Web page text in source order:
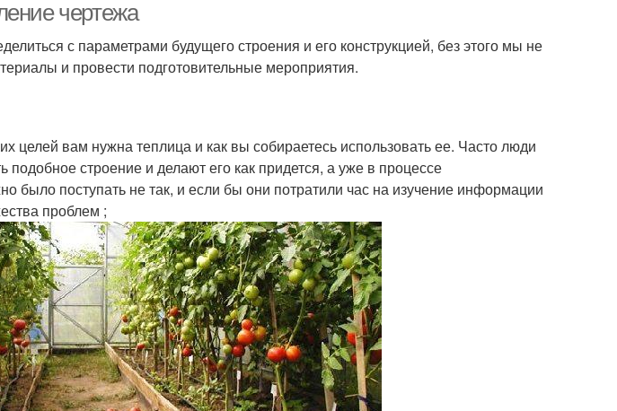
чертежа
с параметрами будущего строения и его конструкцией, без этого мы не
и провести подготовительные мероприятия.
целей вам нужна теплица и как вы собираетесь использовать ее. Часто люди
строение и делают его как придется, а уже в процессе
было поступать не так, и если бы они потратили час на изучение информации
проблем ;